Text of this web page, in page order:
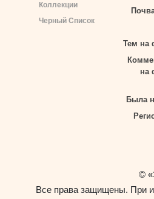
Коллекции
Черный Список
Тем на
на
Была
©
Все права защищены. При